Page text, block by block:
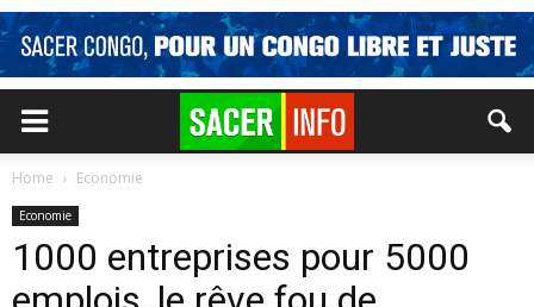
Home Economie
Economie
1000 entreprises pour 5000